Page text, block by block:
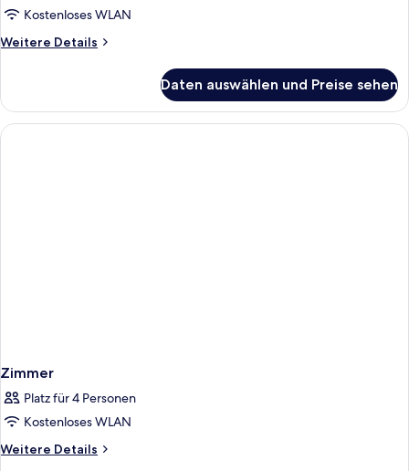
Kostenloses WLAN
Weitere Details
Weitere
Daten auswählen und Preise sehen
Zimmer
Platz für 4 Personen
Kostenloses WLAN
Weitere Details
Weitere